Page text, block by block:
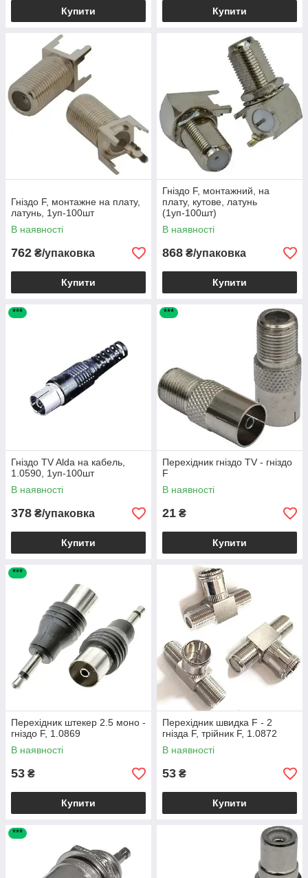
Купити Купити
Гніздо F, монтажне на плату,
латунь, 1уп-100шт
В наявності
762 ₴/упаковка
Купити
Гніздо F, монтажний, на
плату, кутове, латунь
(1уп-100шт)
В наявності
868 ₴/упаковка
Купити
***
Гніздо TV Alda на кабель,
1.0590, 1уп-100шт
В наявності
378 ₴/упаковка
Купити
***
Перехідник гніздо TV - гніздо
F
В наявності
21 ₴
Купити
***
Перехідник штекер 2.5 моно -
гніздо F, 1.0869
В наявності
53 ₴
Купити
Перехідник швидка F - 2
гнізда F, трійник F, 1.0872
В наявності
53 ₴
Купити
***